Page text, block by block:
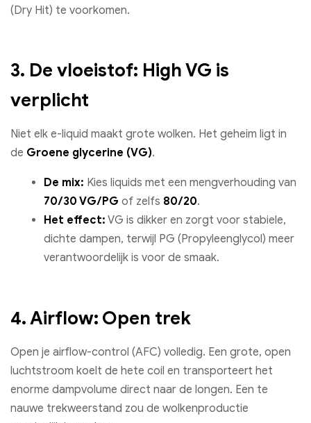
(Dry Hit) te voorkomen.
3. De vloeistof: High VG is
verplicht
Niet elk e-liquid maakt grote wolken. Het geheim ligt in
de Groene glycerine (VG).
De mix: Kies liquids met een mengverhouding van
70/30 VG/PG of zelfs 80/20.
Het effect: VG is dikker en zorgt voor stabiele,
dichte dampen, terwijl PG (Propyleenglycol) meer
verantwoordelijk is voor de smaak.
4. Airflow: Open trek
Open je airflow-control (AFC) volledig. Een grote, open
luchtstroom koelt de hete coil en transporteert het
enorme dampvolume direct naar de longen. Een te
nauwe trekweerstand zou de wolkenproductie